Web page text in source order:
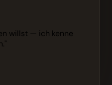
willst — ich kenne